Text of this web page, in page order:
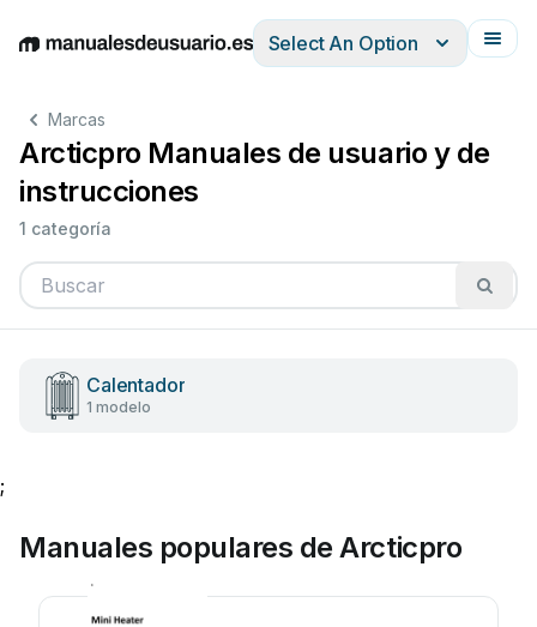
EnglishDeutschEspañolItalianoFrançais
Select An Option
Marcas
Arcticpro Manuales de usuario y de
instrucciones
1 categoría
Calentador
1 modelo
;
Manuales populares de Arcticpro